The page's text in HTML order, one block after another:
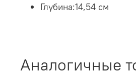
Глубина:14,54 см
Аналогичные